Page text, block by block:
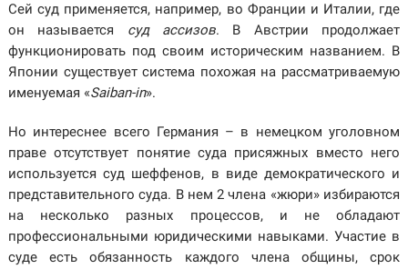
Сей суд применяется, например, во Франции и Италии, где
он называется суд ассизов. В Австрии продолжает
функционировать под своим историческим названием. В
Японии существует система похожая на рассматриваемую
именуемая «Saiban-in».
Но интереснее всего Германия – в немецком уголовном
праве отсутствует понятие суда присяжных вместо него
используется суд шеффенов, в виде демократического и
представительного суда. В нем 2 члена «жюри» избираются
на несколько разных процессов, и не обладают
профессиональными юридическими навыками. Участие в
суде есть обязанность каждого члена общины, срок